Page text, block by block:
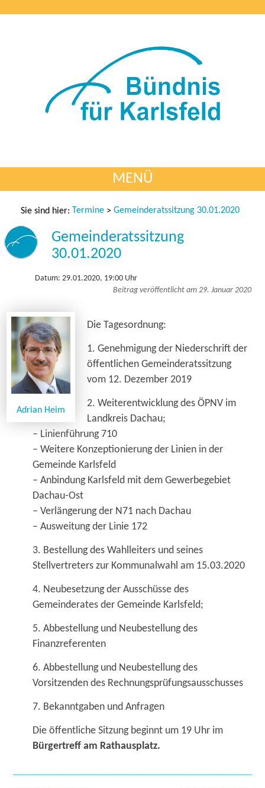
MENÜ
Sie sind hier: Termine > Gemeinderatssitzung 30.01.2020
Gemeinderatssitzung
30.01.2020
Datum: 29.01.2020, 19:00 Uhr
Beitrag veröffentlicht am 29. Januar 2020
Adrian Heim
Die Tagesordnung:
1. Genehmigung der Niederschrift der
öffentlichen Gemeinderatssitzung
vom 12. Dezember 2019
2. Weiterentwicklung des ÖPNV im
Landkreis Dachau;
– Linienführung 710
– Weitere Konzeptionierung der Linien in der
Gemeinde Karlsfeld
– Anbindung Karlsfeld mit dem Gewerbegebiet
Dachau-Ost
– Verlängerung der N71 nach Dachau
– Ausweitung der Linie 172
3. Bestellung des Wahlleiters und seines
Stellvertreters zur Kommunalwahl am 15.03.2020
4. Neubesetzung der Ausschüsse des
Gemeinderates der Gemeinde Karlsfeld;
5. Abbestellung und Neubestellung des
Finanzreferenten
6. Abbestellung und Neubestellung des
Vorsitzenden des Rechnungsprüfungsausschusses
7. Bekanntgaben und Anfragen
Die öffentliche Sitzung beginnt um 19 Uhr im
Bürgertreff am Rathausplatz.